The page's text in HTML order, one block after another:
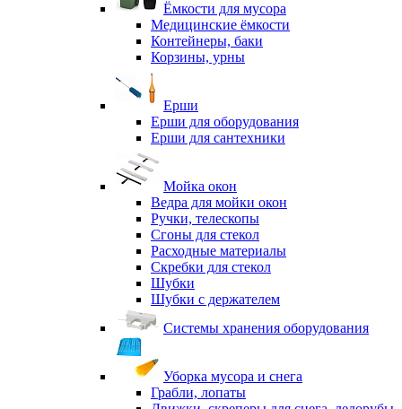
Ёмкости для мусора
Медицинские ёмкости
Контейнеры, баки
Корзины, урны
Ерши
Ерши для оборудования
Ерши для сантехники
Мойка окон
Ведра для мойки окон
Ручки, телескопы
Сгоны для стекол
Расходные материалы
Скребки для стекол
Шубки
Шубки с держателем
Системы хранения оборудования
Уборка мусора и снега
Грабли, лопаты